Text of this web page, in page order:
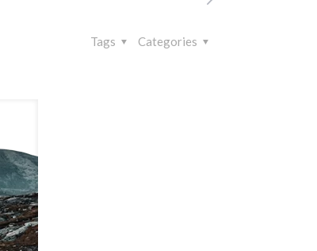
Categories
Tags